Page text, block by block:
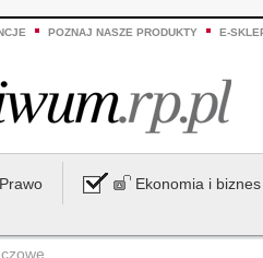
POZNAJ NASZE PRODUKTY E-
Prawo Ekonomia i biznes